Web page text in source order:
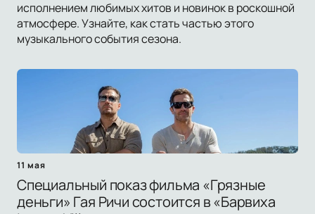
исполнением любимых хитов и новинок в роскошной
атмосфере. Узнайте, как стать частью этого
музыкального события сезона.
11 мая
Специальный показ фильма «Грязные
деньги» Гая Ричи состоится в «Барвиха